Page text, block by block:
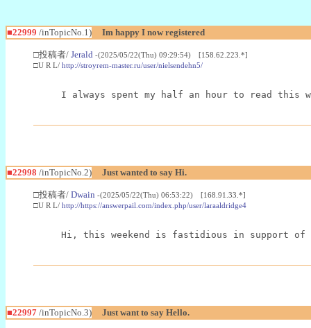
■22999 /inTopicNo.1) Im happy I now registered
□投稿者/ Jerald -(2025/05/22(Thu) 09:29:54) [158.62.223.*]
□U R L/ http://stroyrem-master.ru/user/nielsendehn5/
I always spent my half an hour to read
■22998 /inTopicNo.2) Just wanted to say Hi.
□投稿者/ Dwain -(2025/05/22(Thu) 06:53:22) [168.91.33.*]
□U R L/ http://https://answerpail.com/index.php/user/laraaldridge4
Hi, this weekend is fastidious in support of
■22997 /inTopicNo.3) Just want to say Hello.